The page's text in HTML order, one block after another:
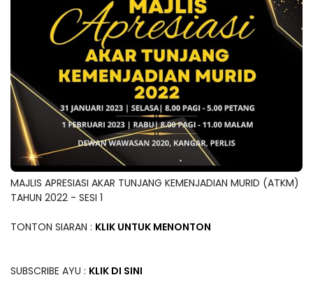
MAJLIS APRESIASI AKAR TUNJANG KEMENJADIAN MURID (ATKM)
TAHUN 2022 - SESI 1
TONTON SIARAN : KLIK UNTUK MENONTON
SUBSCRIBE AYU : KLIK DI SINI